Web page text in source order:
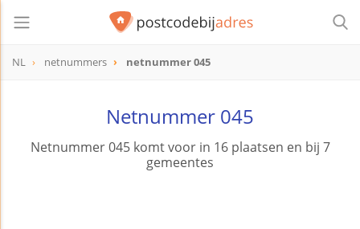
NL netnummers netnummer 045
Netnummer 045
Netnummer 045 komt voor in 16 plaatsen en bij 7
gemeentes